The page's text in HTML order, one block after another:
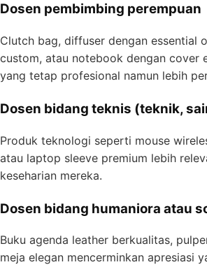
Dosen pembimbing perempuan
Clutch bag, diffuser dengan essential
custom, atau notebook dengan cover
yang tetap profesional namun lebih
Dosen bidang teknis (teknik,
Produk teknologi seperti mouse
atau laptop sleeve premium lebih
keseharian mereka.
Dosen bidang humaniora atau
Buku agenda leather berkualitas,
meja elegan mencerminkan apresiasi